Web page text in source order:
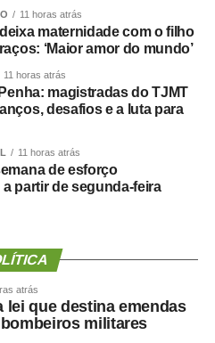
Angélica (@angelicaksy)
Huck abrem álbum de fotos
apareceu primeiro em
11 horas atrás
maternidade com o filho
‘Maior amor do mundo’
11 horas atrás
magistradas do TJMT
desafios e a luta para
11 horas atrás
de esforço
partir de segunda-feira
atrás
lei que destina emendas
militares